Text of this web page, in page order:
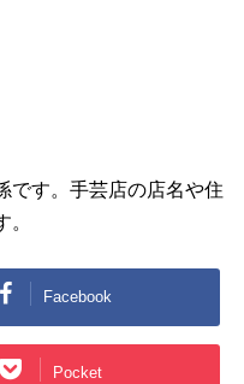
です。手芸店の店名や住
Facebook
Pocket